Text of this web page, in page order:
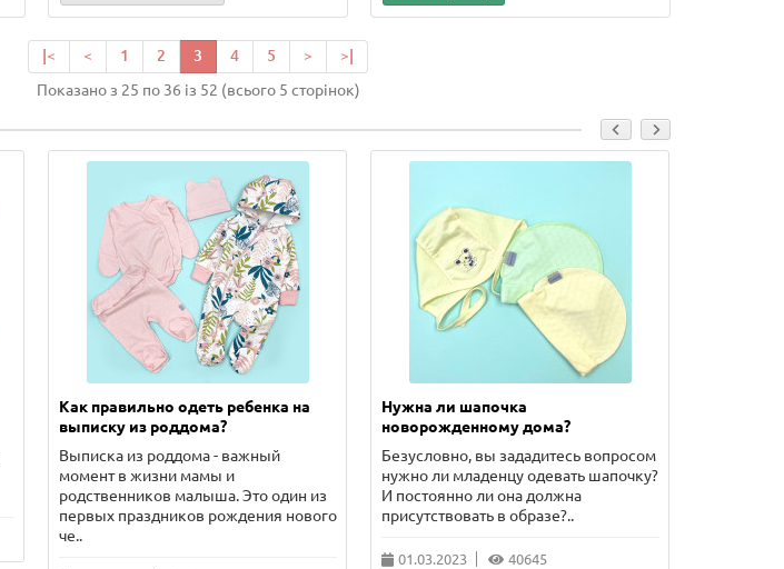
|< < 1 2 3 4 5 >
>|
Показано з 25 по 36 із 52 (всього 5 сторінок)
Как правильно одеть ребенка на
выписку из роддома?
Выписка из роддома - важный
момент в жизни мамы и
родственников малыша. Это один из
первых праздников рождения нового
че..
Нужна ли шапочка
новорожденному дома?
Безусловно, вы зададитесь вопросом
нужно ли младенцу одевать шапочку?
И постоянно ли она должна
присутствовать в образе?..
01.03.2023 40645